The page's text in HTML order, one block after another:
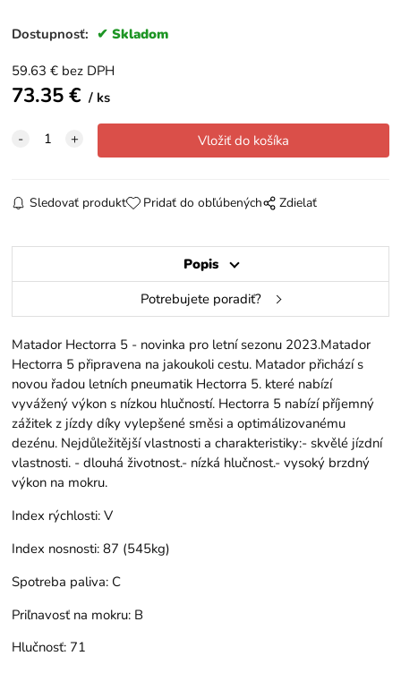
Dostupnosť: Skladom
59.63 € bez DPH
73.35€ ks
Sledovať produkt Pridať do obľúbených Zdielať
Popis
Potrebujete poradiť?
Matador Hectorra 5 - novinka pro letní sezonu 2023.Matador
Hectorra 5 připravena na jakoukoli cestu. Matador přichází s
novou řadou letních pneumatik Hectorra 5. které nabízí
vyvážený výkon s nízkou hlučností. Hectorra 5 nabízí příjemný
zážitek z jízdy díky vylepšené směsi a optimálizovanému
dezénu. Nejdůležitější vlastnosti a charakteristiky:- skvělé jízdní
vlastnosti. - dlouhá životnost.- nízká hlučnost.- vysoký brzdný
výkon na mokru.
Index rýchlosti: V
Index nosnosti: 87 (545kg)
Spotreba paliva: C
Priľnavosť na mokru: B
Hlučnosť: 71